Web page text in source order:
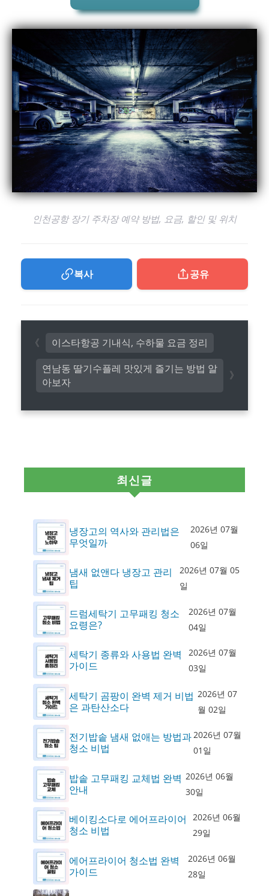
인천공항 장기 주차장 예약 방법, 요금, 할인 및 위치
복사 공유
연남동 딸기수플레 맛있게 즐기는 방법 알
아보자
이스타항공 기내식, 수하물 요금 정리
최신글
냉장고의 역사와 관리법은
무엇일까
2026년 07월
06일
냄새 없앤다 냉장고 관리
팁
2026년 07월 05
일
드럼세탁기 고무패킹 청소
요령은?
2026년 07월
04일
세탁기 종류와 사용법 완벽
가이드
2026년 07월
03일
세탁기 곰팡이 완벽 제거 비법
은 과탄산소다
2026년 07
월 02일
전기밥솥 냄새 없애는 방법과
청소 비법
2026년 07월
01일
밥솥 고무패킹 교체법 완벽
안내
2026년 06월
30일
베이킹소다로 에어프라이어
청소 비법
2026년 06월
29일
에어프라이어 청소법 완벽
가이드
2026년 06월
28일